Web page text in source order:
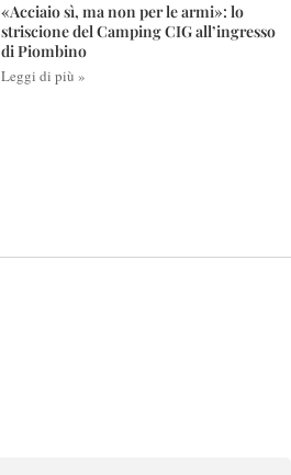
«Acciaio sì, ma non per le armi»: lo
striscione del Camping CIG all’ingresso
di Piombino
Leggi di più »